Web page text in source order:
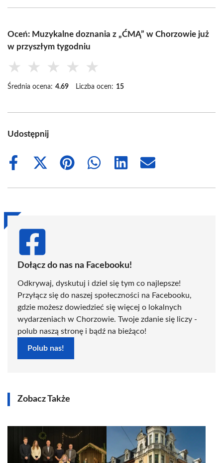
Oceń: Muzykalne doznania z „ĆMĄ” w Chorzowie już
w przyszłym tygodniu
★ ★ ★ ★ ★
Średnia ocena: 4.69 Liczba ocen: 15
Udostępnij
Share
Share
(Twitter)
Share
Share
Share
Share
Dołącz do nas na Facebooku!
Odkrywaj, dyskutuj i dziel się tym co najlepsze!
Przyłącz się do naszej społeczności na Facebooku,
gdzie możesz dowiedzieć się więcej o lokalnych
wydarzeniach w Chorzowie. Twoje zdanie się liczy -
polub naszą stronę i bądź na bieżąco!
Polub nas!
Zobacz Także